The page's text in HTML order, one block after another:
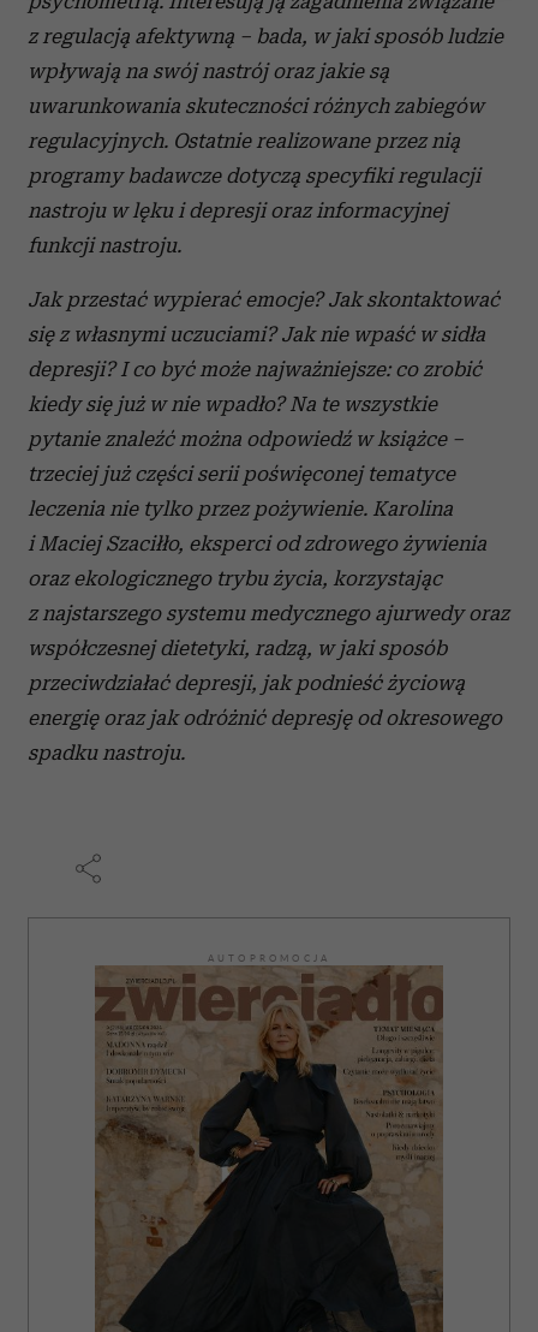
Wykorzystujemy pliki cookie do spersonalizowania treści
i reklam, aby oferować funkcje społecznościowe i
analizować ruch w naszej witrynie. Informacje o tym, jak
korzystasz z naszej witryny, udostępniamy partnerom
społecznościowym, reklamowym i analitycznym.
otrzymanymi od Ciebie lub uzyskanymi podczas
korzystania z ich usług.
z regulacją afektywną – bada, w jaki sposób ludzie
wpływają na swój nastrój oraz jakie są
uwarunkowania skuteczności różnych zabiegów
regulacyjnych. Ostatnie realizowane przez nią
programy badawcze dotyczą specyfiki regulacji
nastroju w lęku i depresji oraz informacyjnej
funkcji nastroju.
Jak przestać wypierać emocje? Jak skontaktować
się z własnymi uczuciami? Jak nie wpaść w sidła
depresji? I co być może najważniejsze: co zrobić
kiedy się już w nie wpadło? Na te wszystkie
pytanie znaleźć można odpowiedź w książce –
trzeciej już części serii poświęconej tematyce
leczenia nie tylko przez pożywienie. Karolina
i Maciej Szaciłło, eksperci od zdrowego żywienia
oraz ekologicznego trybu życia, korzystając
z najstarszego systemu medycznego ajurwedy oraz
współczesnej dietetyki, radzą, w jaki sposób
przeciwdziałać depresji, jak podnieść życiową
energię oraz jak odróżnić depresję od okresowego
spadku nastroju.
AUTOPROMOCJA